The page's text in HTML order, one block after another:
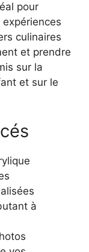
pour
culinaires
et prendre
sur la
et sur le
à